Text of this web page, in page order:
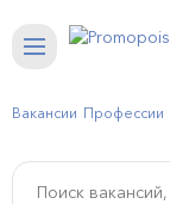
Вакансии Профессии